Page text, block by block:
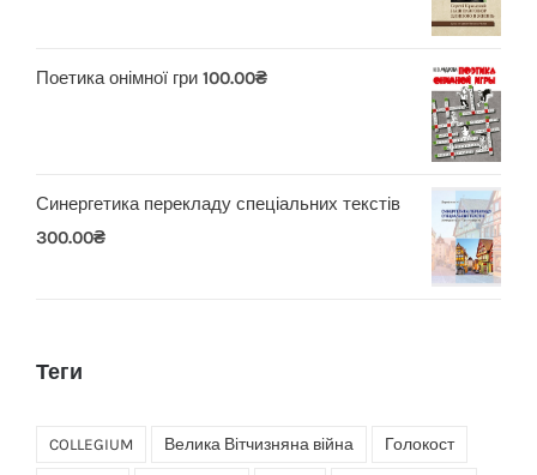
Поетика онімної гри 100.00₴
Синергетика перекладу спеціальних текстів
300.00₴
Теги
COLLEGIUM Велика Вітчизняна війна Голокост